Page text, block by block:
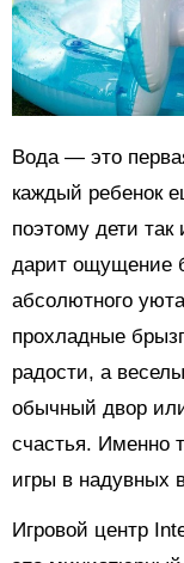
Вода — это
каждый ребенок
поэтому дети так
дарит ощущение
абсолютного
прохладные
радости, а
обычный двор
счастья. Именно
игры в надувных
Игровой центр